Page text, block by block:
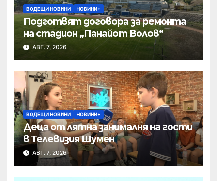
ВОДЕЩИ НОВИНИ НОВИНИ+
Подготвят договора за ремонта
на стадион „Панайот Волов“
АВГ. 7, 2026
ВОДЕЩИ НОВИНИ НОВИНИ+
Деца от лятна занималня на гости
в Телевизия Шумен
АВГ. 7, 2026